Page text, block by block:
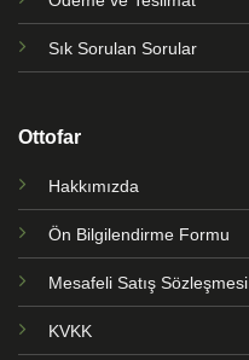
Sık Sorulan Sorular
Ottofar
Hakkımızda
Ön Bilgilendirme Formu
Mesafeli Satış Sözleşmesi
KVKK